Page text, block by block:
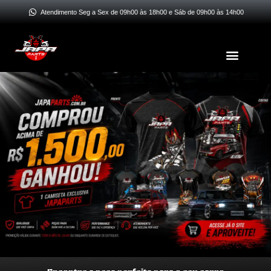
Ir
conteúdo
Atendimento Seg a Sex de 09h00 às 18h00 e Sáb de 09h00 às 14h00
Menu